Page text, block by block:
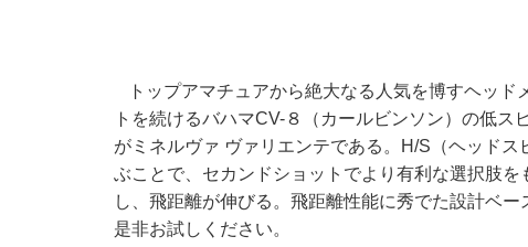
トップアマチュアから絶大なる人気を博すヘッ
トを続けるバハマCV-８（カールビンソン）の低
がミネルヴァ ヴァリエンテである。H/S（ヘッド
ぶことで、セカンドショットでより有利な選択肢
し、飛距離が伸びる。飛距離性能に秀でた設計ベ
是非お試しください。